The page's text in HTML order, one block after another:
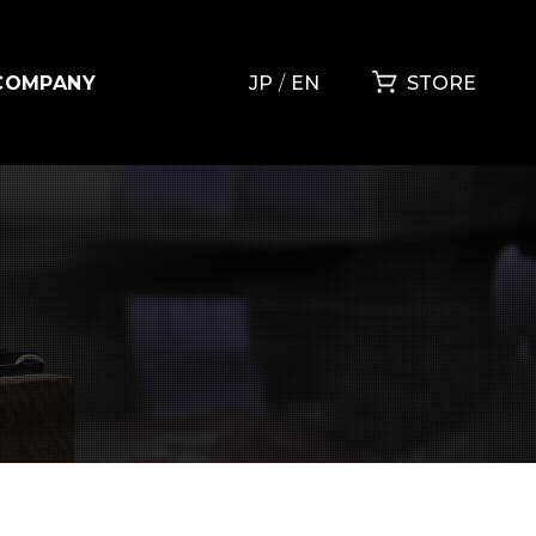
EN
JP STORE